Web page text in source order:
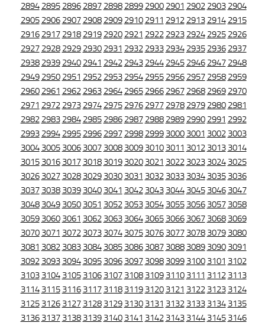
2894 2895 2896 2897 2898 2899 2900 2901 2902 2903 2904
2905 2906 2907 2908 2909 2910 2911 2912 2913 2914 2915
2916 2917 2918 2919 2920 2921 2922 2923 2924 2925 2926
2927 2928 2929 2930 2931 2932 2933 2934 2935 2936 2937
2938 2939 2940 2941 2942 2943 2944 2945 2946 2947 2948
2949 2950 2951 2952 2953 2954 2955 2956 2957 2958 2959
2960 2961 2962 2963 2964 2965 2966 2967 2968 2969 2970
2971 2972 2973 2974 2975 2976 2977 2978 2979 2980 2981
2982 2983 2984 2985 2986 2987 2988 2989 2990 2991 2992
2993 2994 2995 2996 2997 2998 2999 3000 3001 3002 3003
3004 3005 3006 3007 3008 3009 3010 3011 3012 3013 3014
3015 3016 3017 3018 3019 3020 3021 3022 3023 3024 3025
3026 3027 3028 3029 3030 3031 3032 3033 3034 3035 3036
3037 3038 3039 3040 3041 3042 3043 3044 3045 3046 3047
3048 3049 3050 3051 3052 3053 3054 3055 3056 3057 3058
3059 3060 3061 3062 3063 3064 3065 3066 3067 3068 3069
3070 3071 3072 3073 3074 3075 3076 3077 3078 3079 3080
3081 3082 3083 3084 3085 3086 3087 3088 3089 3090 3091
3092 3093 3094 3095 3096 3097 3098 3099 3100 3101 3102
3103 3104 3105 3106 3107 3108 3109 3110 3111 3112 3113
3114 3115 3116 3117 3118 3119 3120 3121 3122 3123 3124
3125 3126 3127 3128 3129 3130 3131 3132 3133 3134 3135
3136 3137 3138 3139 3140 3141 3142 3143 3144 3145 3146